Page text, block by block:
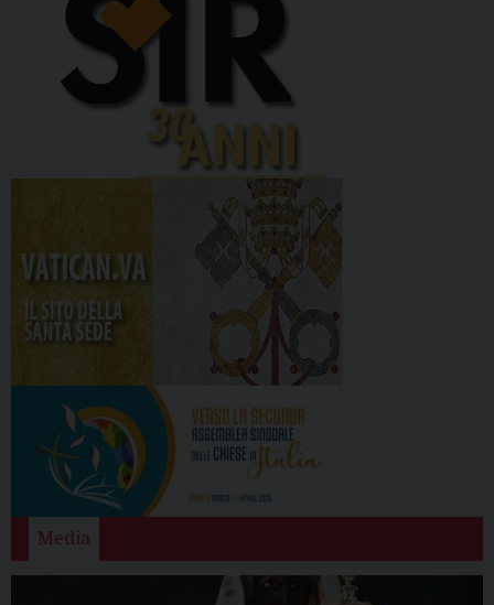
Media